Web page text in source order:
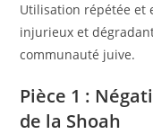
Utilisation répétée et
injurieux et
communauté juive.
Pièce 1 :
de la Shoah